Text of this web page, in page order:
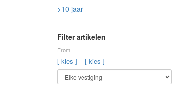
>10 jaar
Filter artikelen
From
[ kies ] – [ kies ]